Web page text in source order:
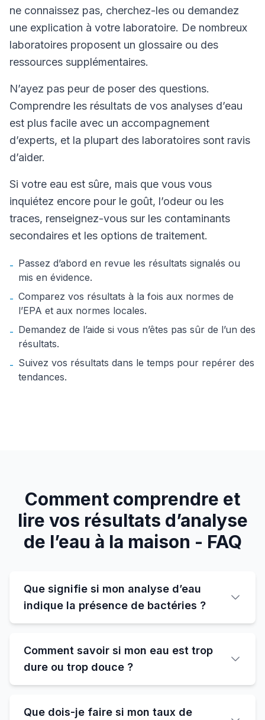
ne connaissez pas, cherchez-les ou demandez
une explication à votre laboratoire. De nombreux
laboratoires proposent un glossaire ou des
ressources supplémentaires.
N’ayez pas peur de poser des questions.
Comprendre les résultats de vos analyses d’eau
est plus facile avec un accompagnement
d’experts, et la plupart des laboratoires sont ravis
d’aider.
Si votre eau est sûre, mais que vous vous
inquiétez encore pour le goût, l’odeur ou les
traces, renseignez-vous sur les contaminants
secondaires et les options de traitement.
- Passez d’abord en revue les résultats signalés ou
mis en évidence.
- Comparez vos résultats à la fois aux normes de
l’EPA et aux normes locales.
- Demandez de l’aide si vous n’êtes pas sûr de l’un des
résultats.
- Suivez vos résultats dans le temps pour repérer des
tendances.
Comment comprendre et
lire vos résultats d’analyse
de l’eau à la maison - FAQ
Que signifie si mon analyse d’eau
indique la présence de bactéries ?
Comment savoir si mon eau est trop
dure ou trop douce ?
Que dois-je faire si mon taux de